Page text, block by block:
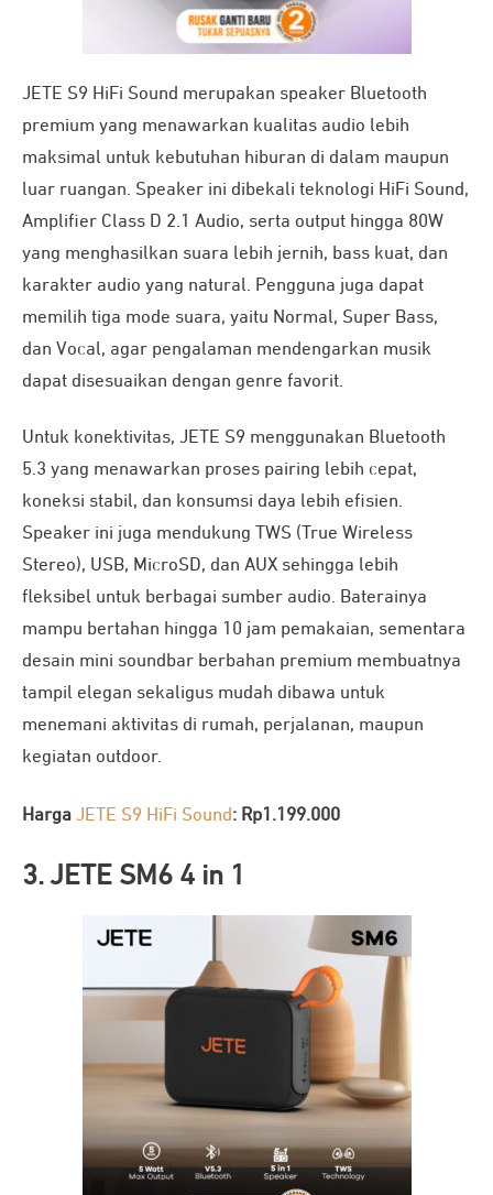
JETE S9 HiFi Sound merupakan speaker Bluetooth
premium yang menawarkan kualitas audio lebih
maksimal untuk kebutuhan hiburan di dalam maupun
luar ruangan. Speaker ini dibekali teknologi HiFi Sound,
Amplifier Class D 2.1 Audio, serta output hingga 80W
yang menghasilkan suara lebih jernih, bass kuat, dan
karakter audio yang natural. Pengguna juga dapat
memilih tiga mode suara, yaitu Normal, Super Bass,
dan Vocal, agar pengalaman mendengarkan musik
dapat disesuaikan dengan genre favorit.
Untuk konektivitas, JETE S9 menggunakan Bluetooth
5.3 yang menawarkan proses pairing lebih cepat,
koneksi stabil, dan konsumsi daya lebih efisien.
Speaker ini juga mendukung TWS (True Wireless
Stereo), USB, MicroSD, dan AUX sehingga lebih
fleksibel untuk berbagai sumber audio. Baterainya
mampu bertahan hingga 10 jam pemakaian, sementara
desain mini soundbar berbahan premium membuatnya
tampil elegan sekaligus mudah dibawa untuk
menemani aktivitas di rumah, perjalanan, maupun
kegiatan outdoor.
Harga JETE S9 HiFi Sound: Rp1.199.000
3. JETE SM6 4 in 1